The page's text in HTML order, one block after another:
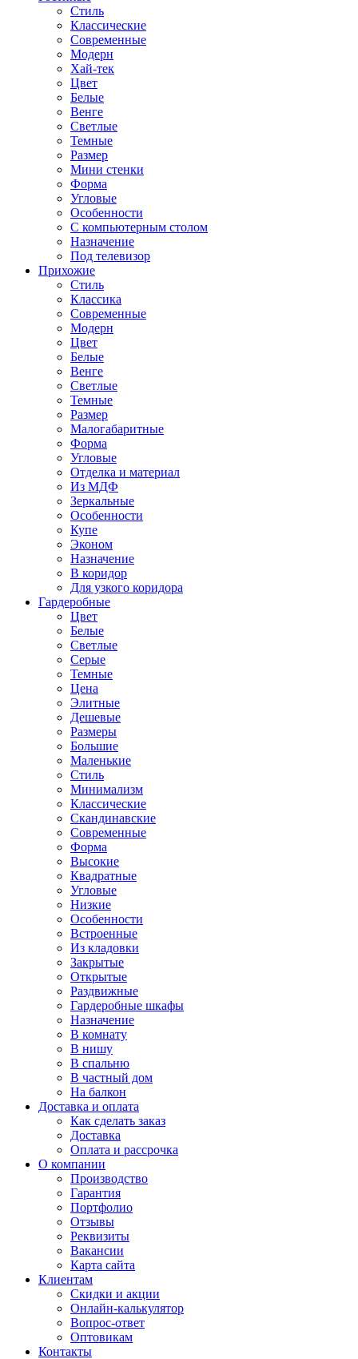
Стиль
Классические
Современные
Модерн
Хай-тек
Цвет
Белые
Венге
Светлые
Темные
Размер
Мини стенки
Форма
Угловые
Особенности
С компьютерным столом
Назначение
Под телевизор
Прихожие
Стиль
Классика
Современные
Модерн
Цвет
Белые
Венге
Светлые
Темные
Размер
Малогабаритные
Форма
Угловые
Отделка и материал
Из МДФ
Зеркальные
Особенности
Купе
Эконом
Назначение
В коридор
Для узкого коридора
Гардеробные
Цвет
Белые
Светлые
Серые
Темные
Цена
Элитные
Дешевые
Размеры
Большие
Маленькие
Стиль
Минимализм
Классические
Скандинавские
Современные
Форма
Высокие
Квадратные
Угловые
Низкие
Особенности
Встроенные
Из кладовки
Закрытые
Открытые
Раздвижные
Гардеробные шкафы
Назначение
В комнату
В нишу
В спальню
В частный дом
На балкон
Доставка и оплата
Как сделать заказ
Доставка
Оплата и рассрочка
О компании
Производство
Гарантия
Портфолио
Отзывы
Реквизиты
Вакансии
Карта сайта
Клиентам
Скидки и акции
Онлайн-калькулятор
Вопрос-ответ
Оптовикам
Контакты